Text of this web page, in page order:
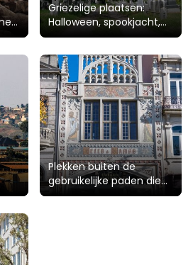
Griezelige plaatsen:
Halloween, spookjacht,
spookverhalen
Plekken buiten de
gebruikelijke paden die
een bezoek waard zijn